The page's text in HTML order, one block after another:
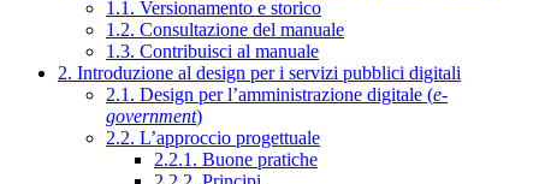
1.1. Versionamento e storico
1.2. Consultazione del manuale
1.3. Contribuisci al manuale
2. Introduzione al design per i servizi pubblici digitali
2.1. Design per l’amministrazione digitale (e-
government)
2.2. L’approccio progettuale
2.2.1. Buone pratiche